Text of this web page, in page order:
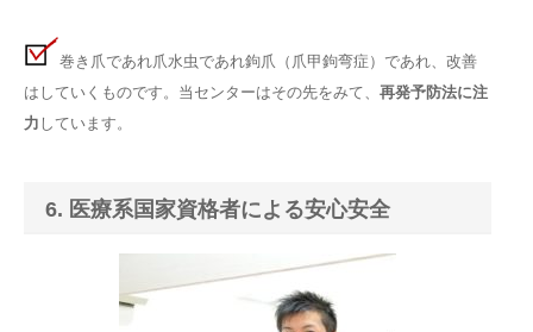
巻き爪であれ爪水虫であれ鉤爪（爪甲鉤弯症）であれ、改善
はしていくものです。当センターはその先をみて、 再発予防法に注
力 しています。
6. 医療系国家資格者による安心安全